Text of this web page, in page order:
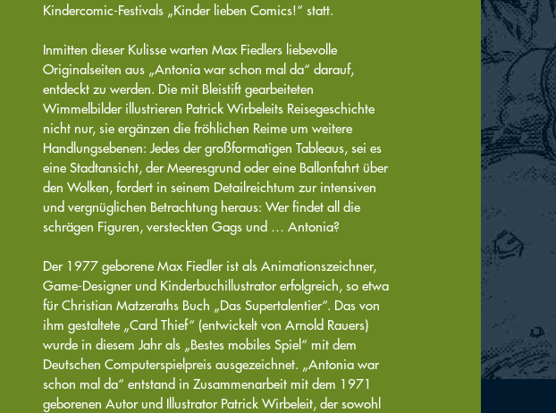
Kindercomic-Festivals „Kinder lieben Comics!“ statt.
Inmitten dieser Kulisse warten Max Fiedlers liebevolle
Originalseiten aus „Antonia war schon mal da“ darauf,
entdeckt zu werden. Die mit Bleistift gearbeiteten
Wimmelbilder illustrieren Patrick Wirbeleits Reisegeschichte
nicht nur, sie ergänzen die fröhlichen Reime um weitere
Handlungsebenen: Jedes der großformatigen Tableaus, sei es
eine Stadtansicht, der Meeresgrund oder eine Ballonfahrt über
den Wolken, fordert in seinem Detailreichtum zur intensiven
und vergnüglichen Betrachtung heraus: Wer findet all die
schrägen Figuren, versteckten Gags und … Antonia?
Der 1977 geborene Max Fiedler ist als Animationszeichner,
Game-Designer und Kinderbuchillustrator erfolgreich, so etwa
für Christian Matzeraths Buch „Das Supertalentier“. Das von
ihm gestaltete „Card Thief“ (entwickelt von Arnold Rauers)
wurde in diesem Jahr als „Bestes mobiles Spiel“ mit dem
Deutschen Computerspielpreis ausgezeichnet. „Antonia war
schon mal da“ entstand in Zusammenarbeit mit dem 1971
geborenen Autor und Illustrator Patrick Wirbeleit, der sowohl